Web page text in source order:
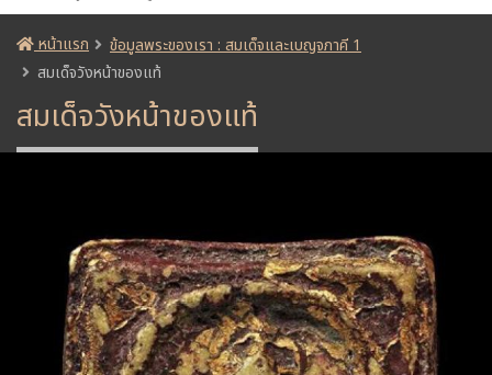
หน้าแรก
ข้อมูลพระของเรา : สมเด็จและเบญจภาคี 1
สมเด็จวังหน้าของแท้
สมเด็จวังหน้าของแท้